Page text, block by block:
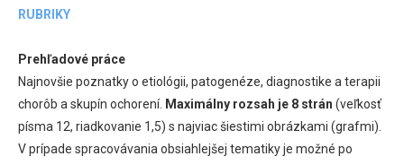
RUBRIKY
Prehľadové práce
Najnovšie poznatky o etiológii, patogenéze, diagnostike a terapii
chorôb a skupín ochorení. Maximálny rozsah je 8 strán (veľkosť
písma 12, riadkovanie 1,5) s najviac šiestimi obrázkami (grafmi).
V prípade spracovávania obsiahlejšej tematiky je možné po